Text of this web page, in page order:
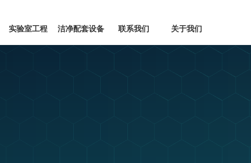
实验室工程 洁净配套设备 联系我们 关于我们